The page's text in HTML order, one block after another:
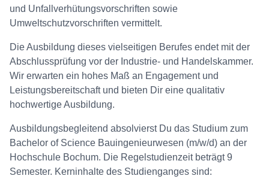
und Unfallverhütungsvorschriften sowie
Umweltschutzvorschriften vermittelt.
Die Ausbildung dieses vielseitigen Berufes endet mit der
Abschlussprüfung vor der Industrie- und Handelskammer.
Wir erwarten ein hohes Maß an Engagement und
Leistungsbereitschaft und bieten Dir eine qualitativ
hochwertige Ausbildung.
Ausbildungsbegleitend absolvierst Du das Studium zum
Bachelor of Science Bauingenieurwesen (m/w/d) an der
Hochschule Bochum. Die Regelstudienzeit beträgt 9
Semester. Kerninhalte des Studienganges sind: